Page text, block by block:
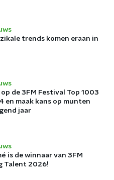
trends komen eraan in
de 3FM Festival Top 1003
en maak kans op munten
jaar
is de winnaar van 3FM
Talent 2026!